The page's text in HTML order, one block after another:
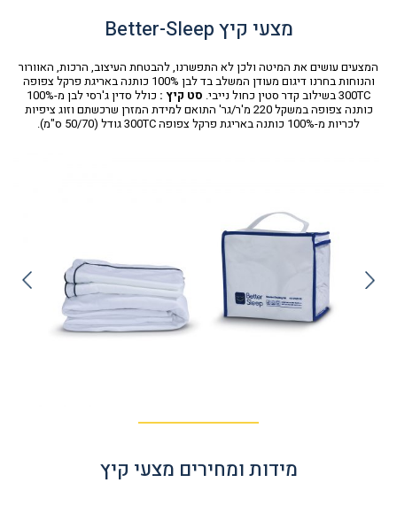
מצעי קיץ Better-Sleep
המצעים עושים את המיטה ולכן לא התפשרנו, להבטחת העיצוב, הרכות, האוורור
והנוחות בחרנו דיגום מעודן המשלב בד לבן 100% כותנה באריגת פרקל צפופה
300TC בשילוב קדר סטין כחול נייבי.
סט קיץ :
כולל סדין ג'רסי לבן מ-100%
כותנה צפופה במשקל 220 מ'ר/גר' התואם למידת המזרן שרכשתם וזוג ציפיות
לכריות מ-100% כותנה באריגת פרקל צפופה 300TC גודל (50/70 ס"מ).
מידות ומחירים מצעי קיץ